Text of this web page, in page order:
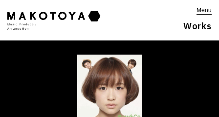
Menu
Works